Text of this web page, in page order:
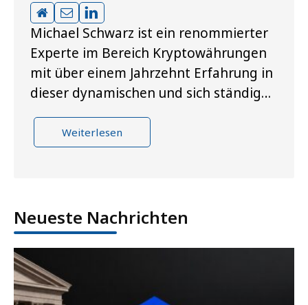
Michael Schwarz ist ein renommierter
Experte im Bereich Kryptowährungen
mit über einem Jahrzehnt Erfahrung in
dieser dynamischen und sich ständig…
Weiterlesen
Neueste Nachrichten